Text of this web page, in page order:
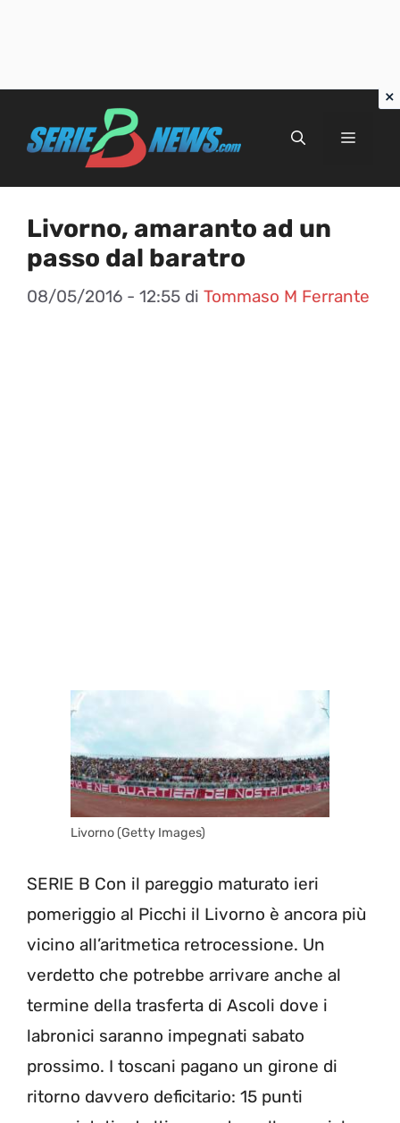
Menu
Livorno, amaranto ad un
passo dal baratro
08/05/2016 - 12:55 di Tommaso M Ferrante
Livorno (Getty Images)
SERIE B Con il pareggio maturato ieri
pomeriggio al Picchi il Livorno è ancora più
vicino all’aritmetica retrocessione. Un
verdetto che potrebbe arrivare anche al
termine della trasferta di Ascoli dove i
labronici saranno impegnati sabato
prossimo. I toscani pagano un girone di
ritorno davvero deficitario: 15 punti